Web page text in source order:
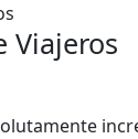
Viajeros